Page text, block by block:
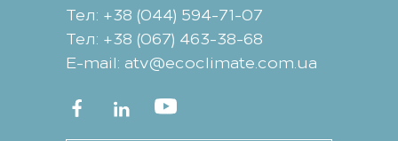
Тел: +38 (044) 594-71-07
Тел: +38 (067) 463-38-68
Е-mail: atv@ecoclimate.com.ua